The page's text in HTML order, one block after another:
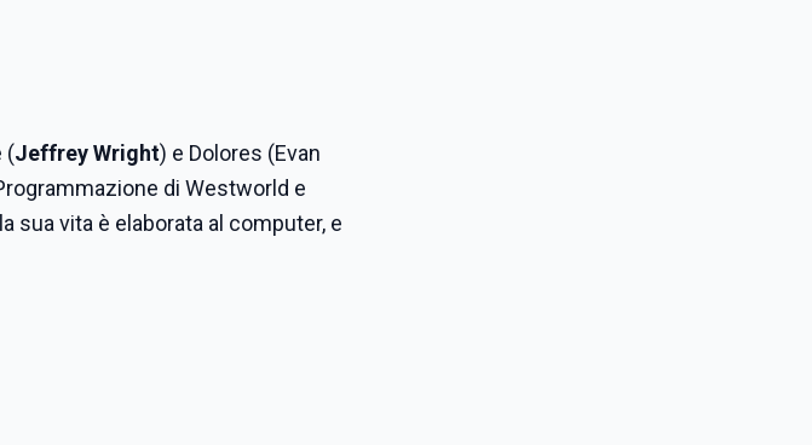
(Jeffrey Wright) e Dolores (Evan
di Westworld e
sua vita è elaborata al computer, e